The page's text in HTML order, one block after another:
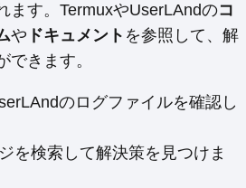
ます。TermuxやUserLAndのコ
や ドキュメント を参照して、解
できます。
のログファイルを確認し
を検索して解決策を見つけま